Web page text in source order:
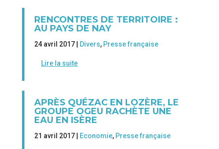
RENCONTRES DE TERRITOIRE :
AU PAYS DE NAY
24 avril 2017 | Divers, Presse française
Lire la suite
APRÈS QUÉZAC EN LOZÈRE, LE
GROUPE OGEU RACHÈTE UNE
EAU EN ISÈRE
21 avril 2017 | Economie, Presse française